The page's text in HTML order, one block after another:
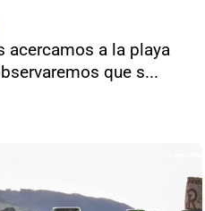
acercamos a la playa
que s...